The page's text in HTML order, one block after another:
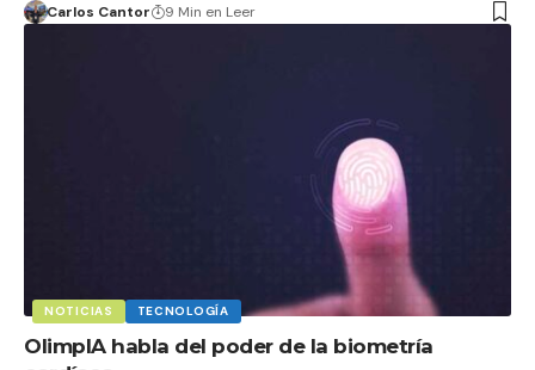
Carlos Cantor 9 Min en Leer
NOTICIAS TECNOLOGÍA
OlimpIA habla del poder de la biometría